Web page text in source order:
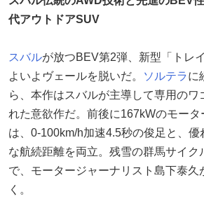
代アウトドアSUV
スバルが放つBEV第2弾、新型「トレ
よいよヴェールを脱いだ。
ソルテラに
ら、本作はスバルが主導して専用のワ
れた意欲作だ。前後に167kWのモー
は、0-100km/h加速4.5秒の俊足と、優
な航続距離を両立。残雪の群馬サイク
で、モータージャーナリスト島下泰久
く。